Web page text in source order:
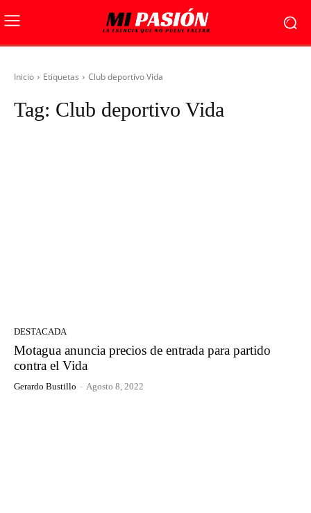
Inicio Etiquetas Club deportivo Vida
Tag: Club deportivo Vida
DESTACADA
Motagua anuncia precios de entrada para partido
contra el Vida
Gerardo Bustillo - Agosto 8, 2022